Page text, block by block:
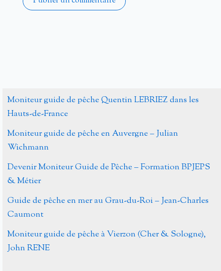
Moniteur guide de pêche Quentin LEBRIEZ dans les
Hauts-de-France
Moniteur guide de pêche en Auvergne – Julian
Wichmann
Devenir Moniteur Guide de Pêche – Formation BPJEPS
& Métier
Guide de pêche en mer au Grau-du-Roi – Jean-Charles
Caumont
Moniteur guide de pêche à Vierzon (Cher & Sologne),
John RENE